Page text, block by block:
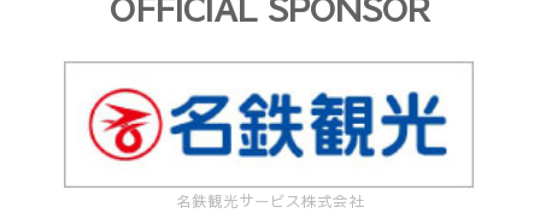
名鉄観光サービス株式会社